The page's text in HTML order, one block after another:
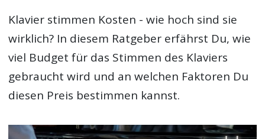
Klavier stimmen Kosten - wie hoch sind sie
wirklich? In diesem Ratgeber erfährst Du, wie
viel Budget für das Stimmen des Klaviers
gebraucht wird und an welchen Faktoren Du
diesen Preis bestimmen kannst.